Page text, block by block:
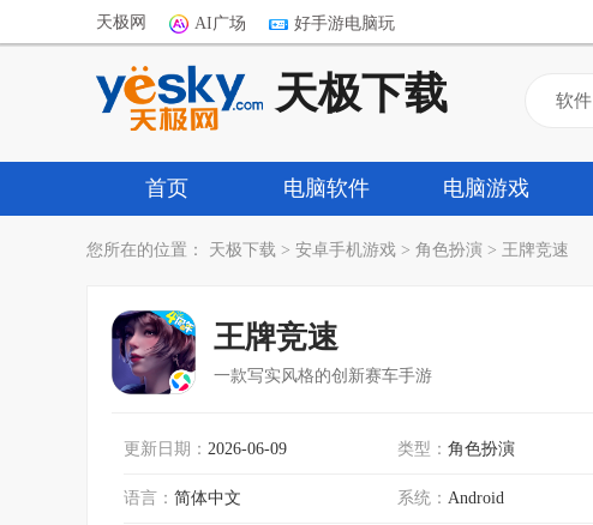
天极网 AI广场 好手游电脑玩
天极下载 软件
首页 电脑软件 电脑游戏
您所在的位置： 天极下载 > 安卓手机游戏 > 角色扮演 > 王牌竞速
王牌竞速
一款写实风格的创新赛车手游
更新日期： 2026-06-09 类型： 角色扮演
语言： 简体中文 系统： Android